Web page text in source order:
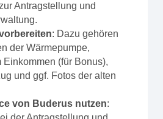
Antragstellung und
: Dazu gehören
der Wärmepumpe,
Einkommen (für Bonus),
und ggf. Fotos der alten
von Buderus nutzen: